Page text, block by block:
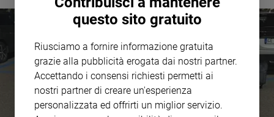
questo sito gratuito
Riusciamo a fornire informazione gratuita
grazie alla pubblicità erogata dai nostri partner.
Accettando i consensi richiesti permetti ai
nostri partner di creare un'esperienza
personalizzata ed offrirti un miglior servizio.